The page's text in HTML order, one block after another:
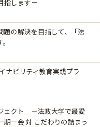
します－
の解決を目指して、「法
ナビリティ教育実践プラ
ェクト －法政大学で最愛
一会 対 こだわりの詰まっ